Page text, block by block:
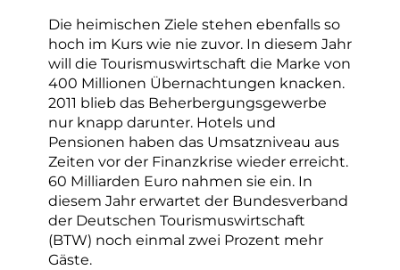
Die heimischen Ziele stehen ebenfalls so
hoch im Kurs wie nie zuvor. In diesem Jahr
will die Tourismuswirtschaft die Marke von
400 Millionen Übernachtungen knacken.
2011 blieb das Beherbergungsgewerbe
nur knapp darunter. Hotels und
Pensionen haben das Umsatzniveau aus
Zeiten vor der Finanzkrise wieder erreicht.
60 Milliarden Euro nahmen sie ein. In
diesem Jahr erwartet der Bundesverband
der Deutschen Tourismuswirtschaft
(BTW) noch einmal zwei Prozent mehr
Gäste.